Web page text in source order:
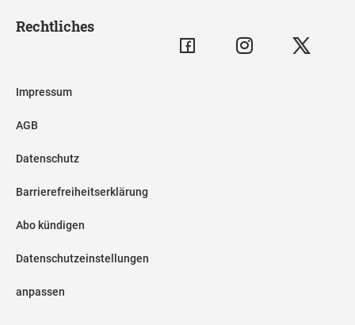
Rechtliches
Impressum
AGB
Datenschutz
Barrierefreiheitserklärung
Abo kündigen
Datenschutzeinstellungen
anpassen